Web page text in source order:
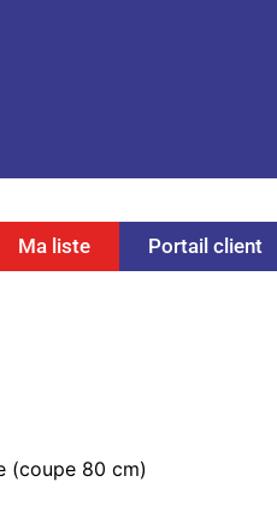
Ma liste Portail client
(coupe 80 cm)